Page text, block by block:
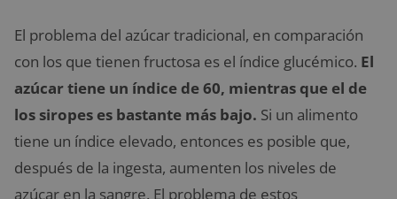
El problema del azúcar tradicional, en comparación
con los que tienen fructosa es el índice glucémico. El
azúcar tiene un índice de 60, mientras que el de
los siropes es bastante más bajo. Si un alimento
tiene un índice elevado, entonces es posible que,
después de la ingesta, aumenten los niveles de
azúcar en la sangre. El problema de estos